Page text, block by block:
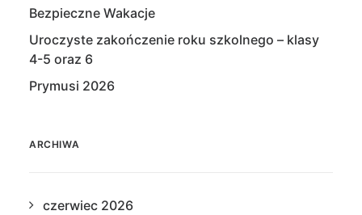
Bezpieczne Wakacje
Uroczyste zakończenie roku szkolnego – klasy
4-5 oraz 6
Prymusi 2026
ARCHIWA
czerwiec 2026